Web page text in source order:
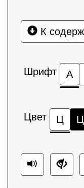
К
Шрифт А
Цвет Ц Ц